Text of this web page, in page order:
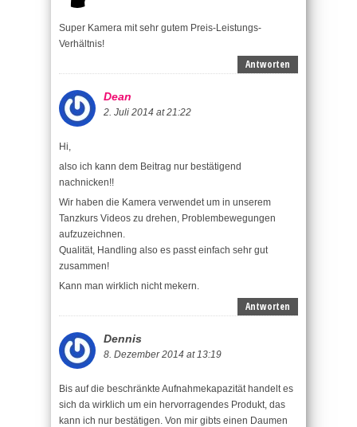
Super Kamera mit sehr gutem Preis-Leistungs-
Verhältnis!
Antworten
Dean
2. Juli 2014 at 21:22
Hi,
also ich kann dem Beitrag nur bestätigend
nachnicken!!
Wir haben die Kamera verwendet um in unserem
Tanzkurs Videos zu drehen, Problembewegungen
aufzuzeichnen.
Qualität, Handling also es passt einfach sehr gut
zusammen!
Kann man wirklich nicht mekern.
Antworten
Dennis
8. Dezember 2014 at 13:19
Bis auf die beschränkte Aufnahmekapazität handelt es
sich da wirklich um ein hervorragendes Produkt, das
kann ich nur bestätigen. Von mir gibts einen Daumen